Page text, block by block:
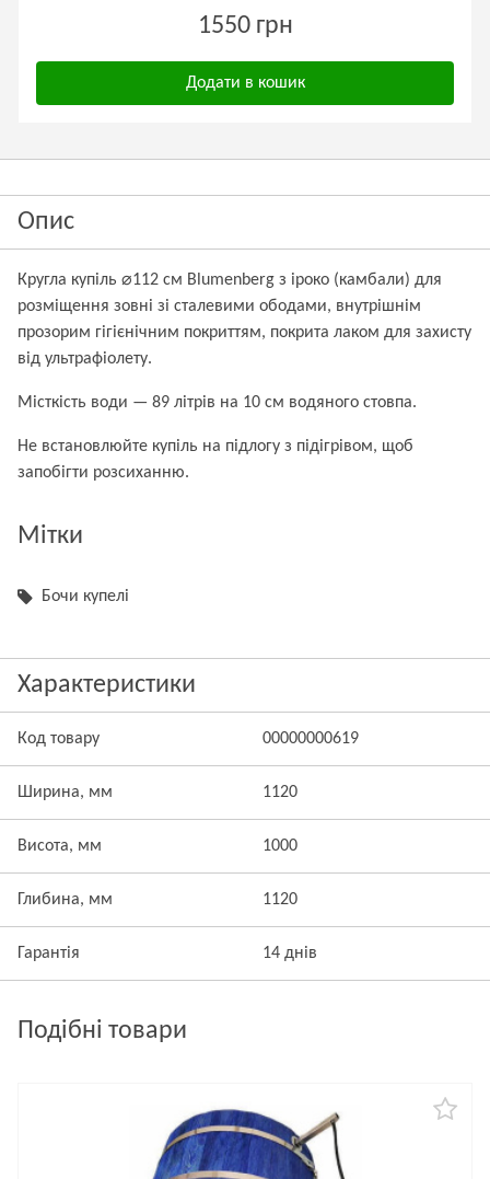
1550 грн
Додати в кошик
Опис
Кругла купіль ⌀112 см Blumenberg з іроко (камбали) для
розміщення зовні зі сталевими ободами, внутрішнім
прозорим гігієнічним покриттям, покрита лаком для захисту
від ультрафіолету.
Місткість води — 89 літрів на 10 см водяного стовпа.
Не встановлюйте купіль на підлогу з підігрівом, щоб
запобігти розсиханню.
Мітки
Бочи купелі
Характеристики
Код товару 00000000619
Ширина, мм 1120
Висота, мм 1000
Глибина, мм 1120
Гарантія 14 днів
Подібні товари